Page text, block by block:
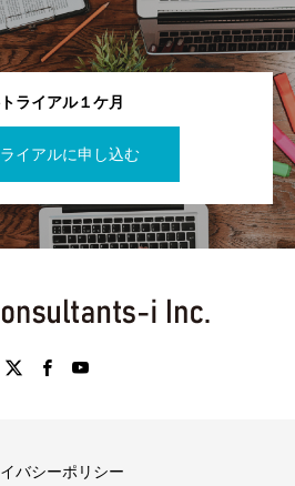
ライアル１ケ月
イアルに申し込む
バシーポリシー